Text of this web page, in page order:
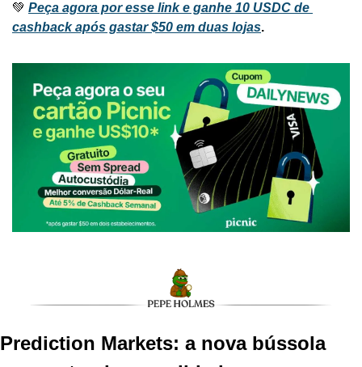
💚 Peça agora por esse link e ganhe 10 USDC de
cashback após gastar $50 em duas lojas.
Prediction Markets: a nova bússola